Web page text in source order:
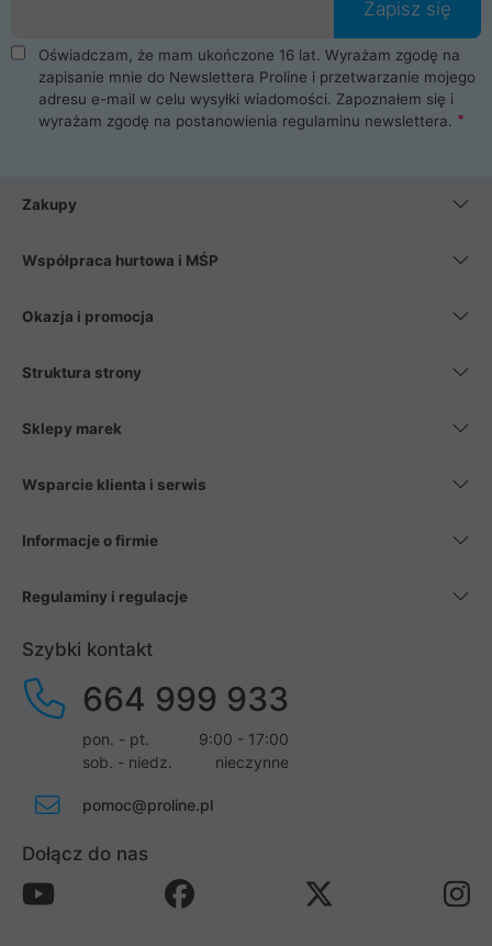
Zaopatrzysz się u nas w akcesoria i części komputerowe
takie jak procesory, karty graficzne, płyty główne, pamięci,
dyski SSD, M.2 oraz HDD. Nasi pracownicy pomogą Ci wybrać
najlepszy zasilacz komputerowy oraz obudowę do komputera.
Poza komputerami mamy również najlepsze na rynku
Smartfony takich producentów jak Xiaomi, Apple, Samsung i
wentylatory. Na koniec mając już to wszystko, możesz
Zapisz się
Oświadczam, że mam ukończone 16 lat. Wyrażam zgodę na
zapisanie mnie do Newslettera Proline i przetwarzanie mojego
adresu e-mail w celu wysyłki wiadomości. Zapoznałem się i
wyrażam zgodę na postanowienia regulaminu newslettera.
Zakupy
Współpraca hurtowa i MŚP
Okazja i promocja
Struktura strony
Sklepy marek
Wsparcie klienta i serwis
Informacje o firmie
Regulaminy i regulacje
Szybki kontakt
664 999 933
pon. - pt.
9:00 - 17:00
sob. - niedz.
nieczynne
pomoc@proline.pl
Dołącz do nas